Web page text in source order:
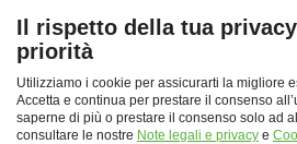
Il rispetto della tua
priorità
Utilizziamo i cookie per assicurarti la migliore
Accetta e continua per prestare il consenso
saperne di più o prestare il consenso solo ad
consultare le nostre Note legali e privacy e